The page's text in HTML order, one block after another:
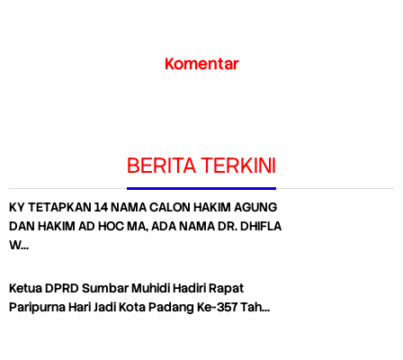
Komentar
BERITA TERKINI
KY TETAPKAN 14 NAMA CALON HAKIM AGUNG
DAN HAKIM AD HOC MA, ADA NAMA DR. DHIFLA
W…
Ketua DPRD Sumbar Muhidi Hadiri Rapat
Paripurna Hari Jadi Kota Padang Ke-357 Tah…